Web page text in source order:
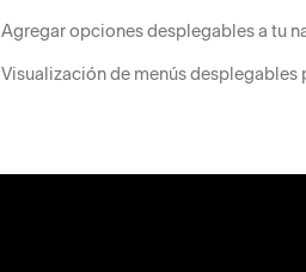
Agregar opciones desplegables a tu
Visualización de menús desplegables